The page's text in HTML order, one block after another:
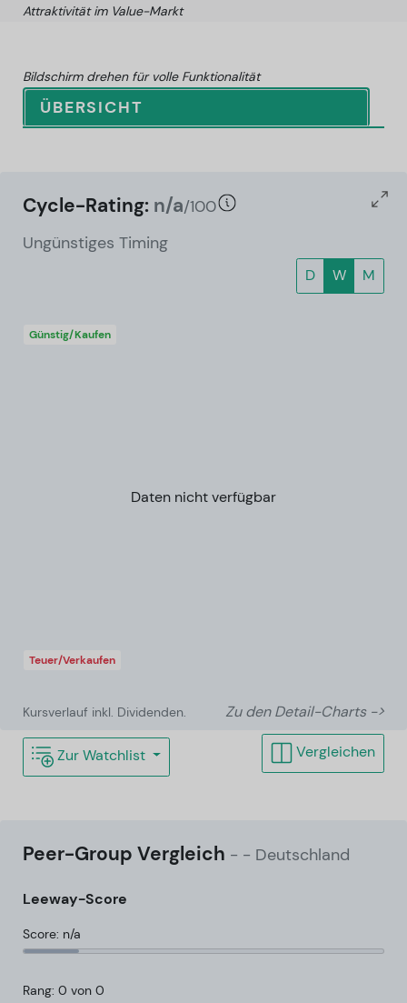
Attraktivität im Value-Markt
Bildschirm drehen für volle Funktionalität
ÜBERSICHT
Cycle-Rating: n/a/100
Ungünstiges Timing
D W M
Günstig/Kaufen
Teuer/Verkaufen
Daten nicht verfügbar
Kursverlauf inkl. Dividenden. Zu den Detail-Charts ->
Zur Watchlist Vergleichen
Peer-Group Vergleich - - Deutschland
Leeway-Score
Score: n/a
Rang: 0 von 0